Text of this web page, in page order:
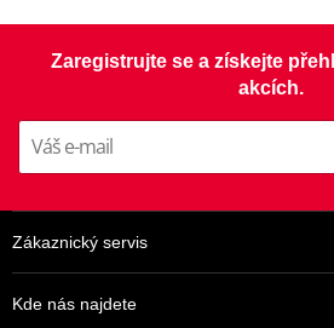
Zaregistrujte se a získejte
akcích.
Zákaznický servis
Kde nás najdete